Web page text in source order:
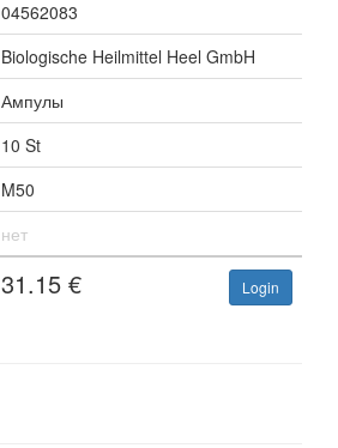
04562083
Biologische Heilmittel Heel GmbH
Ампулы
10 St
M50
нет
31.15 € Login